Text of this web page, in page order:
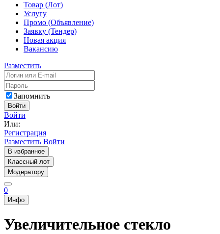
Товар (Лот)
Услугу
Промо (Объявление)
Заявку (Тендер)
Новая акция
Вакансию
Разместить
Запомнить
Войти
Войти
Или:
Регистрация
Разместить Войти
В избранное
Классный лот
Модератору
0
Инфо
Увеличительное стекло